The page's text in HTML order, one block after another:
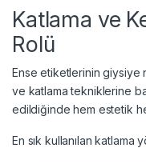
Katlama ve
Rolü
Ense etiketlerinin giysiye
ve katlama tekniklerine
edildiğinde hem estetik
En sık kullanılan katlama